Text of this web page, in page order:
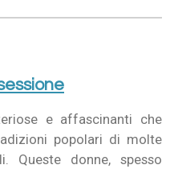
e affascinanti che
popolari di molte
Queste donne, spesso